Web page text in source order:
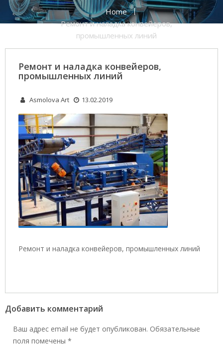
Home
Ремонт и наладка конвейеров,
промышленных линий
Ремонт и наладка конвейеров,
промышленных линий
Asmolova Art 13.02.2019
Ремонт и наладка конвейеров, промышленных линий
Добавить комментарий
Ваш адрес email не будет опубликован. Обязательные
поля помечены *